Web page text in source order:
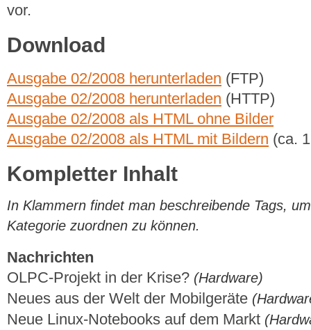
vor.
Download
Ausgabe 02/2008 herunterladen (FTP)
Ausgabe 02/2008 herunterladen (HTTP)
Ausgabe 02/2008 als HTML ohne Bilder
Ausgabe 02/2008 als HTML mit Bildern (ca.
Kompletter Inhalt
In Klammern findet man beschreibende Tags,
Kategorie zuordnen zu können.
Nachrichten
OLPC-Projekt in der Krise? (Hardware)
Neues aus der Welt der Mobilgeräte
Neue Linux-Notebooks auf dem Markt